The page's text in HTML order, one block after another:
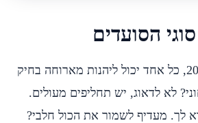
הסועדים
איזה כיף שכיום, ב-2023, כל אחד יכול ליהנות מארוחה בחיק
לא לדאוג, יש תחליפים מעולים.
לך. מעדיף לשמור את הכול חלבי?